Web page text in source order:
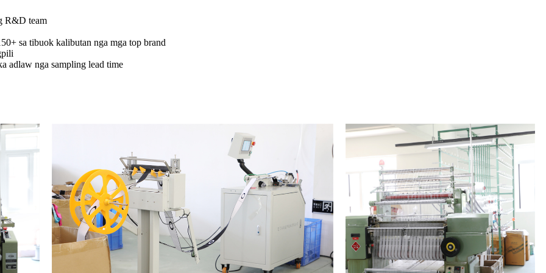
R&D team
sa tibuok kalibutan nga mga top brand
adlaw nga sampling lead time